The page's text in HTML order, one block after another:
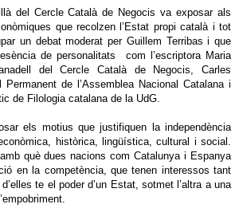
del Cercle Català de Negocis va exposar als
que recolzen l’Estat propi català i tot
un debat moderat per Guillem Terribas i que
de personalitats com l’escriptora Maria
del Cercle Català de Negocis, Carles
de l’Assemblea Nacional Catalana i
de Filologia catalana de la UdG.
els motius que justifiquen la independència
històrica, lingüística, cultural i social.
què dues nacions com Catalunya i Espanya
en la competència, que tenen interessos tant
te el poder d’un Estat, sotmet l’altra a una